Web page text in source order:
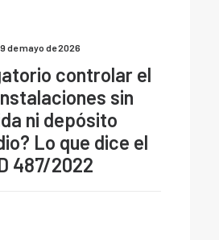
de mayo de 2026
controlar el
sin
ni depósito
Lo que dice el
487/2022